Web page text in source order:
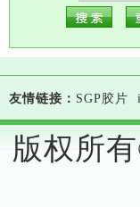
友情链接： SGP胶片
版权所